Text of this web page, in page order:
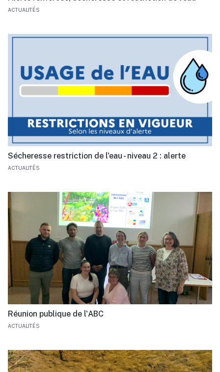
ACTUALITÉS
Sécheresse restriction de l'eau - niveau 2 : alerte
ACTUALITÉS
Réunion publique de l'ABC
ACTUALITÉS